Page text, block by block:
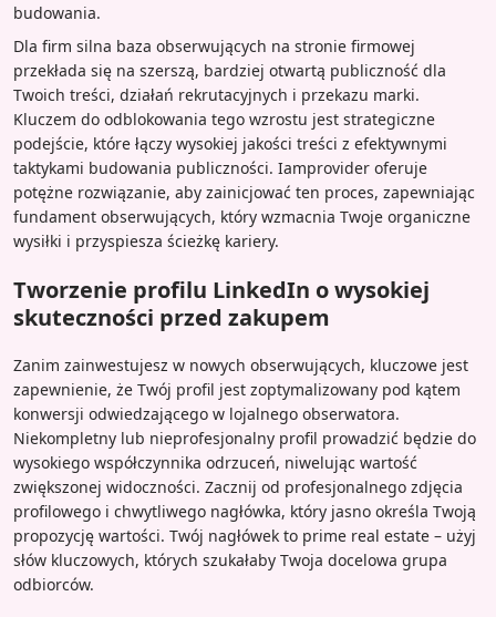
budowania.
Dla firm silna baza obserwujących na stronie firmowej
przekłada się na szerszą, bardziej otwartą publiczność dla
Twoich treści, działań rekrutacyjnych i przekazu marki.
Kluczem do odblokowania tego wzrostu jest strategiczne
podejście, które łączy wysokiej jakości treści z efektywnymi
taktykami budowania publiczności. Iamprovider oferuje
potężne rozwiązanie, aby zainicjować ten proces, zapewniając
fundament obserwujących, który wzmacnia Twoje organiczne
wysiłki i przyspiesza ścieżkę kariery.
Tworzenie profilu LinkedIn o wysokiej
skuteczności przed zakupem
Zanim zainwestujesz w nowych obserwujących, kluczowe jest
zapewnienie, że Twój profil jest zoptymalizowany pod kątem
konwersji odwiedzającego w lojalnego obserwatora.
Niekompletny lub nieprofesjonalny profil prowadzić będzie do
wysokiego współczynnika odrzuceń, niwelując wartość
zwiększonej widoczności. Zacznij od profesjonalnego zdjęcia
profilowego i chwytliwego nagłówka, który jasno określa Twoją
propozycję wartości. Twój nagłówek to prime real estate – użyj
słów kluczowych, których szukałaby Twoja docelowa grupa
odbiorców.